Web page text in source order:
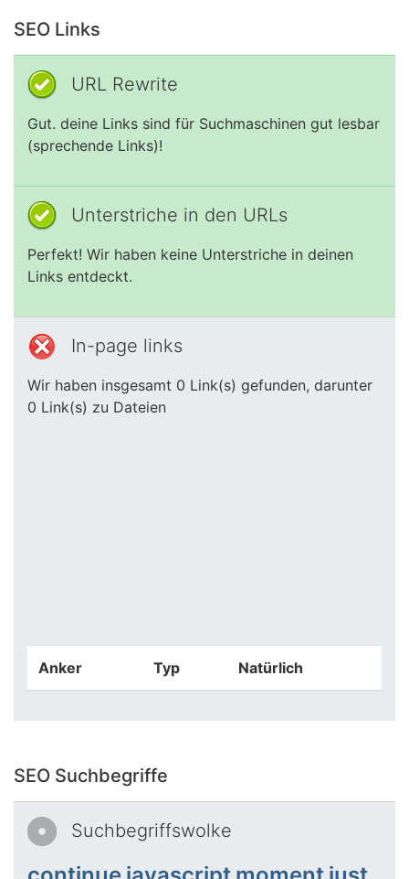
SEO Links
URL Rewrite
Gut. deine Links sind für Suchmaschinen gut lesbar
(sprechende Links)!
Unterstriche in den URLs
Perfekt! Wir haben keine Unterstriche in deinen
Links entdeckt.
In-page links
Wir haben insgesamt 0 Link(s) gefunden, darunter
0 Link(s) zu Dateien
Anker Typ Natürlich
SEO Suchbegriffe
Suchbegriffswolke